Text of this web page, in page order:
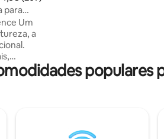
para
Um
a
uma
populares